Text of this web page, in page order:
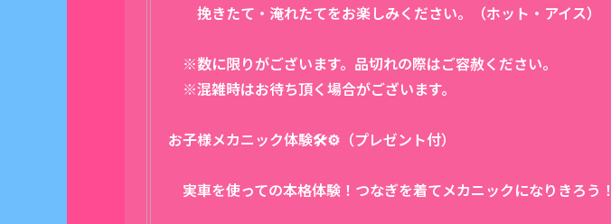
挽きたて・淹れたてをお楽しみください。（ホット・アイス）
※数に限りがございます。品切れの際はご容赦ください。
※混雑時はお待ち頂く場合がございます。
お子様メカニック体験🛠⚙（プレゼント付）
実車を使っての本格体験！つなぎを着てメカニックになりきろう！